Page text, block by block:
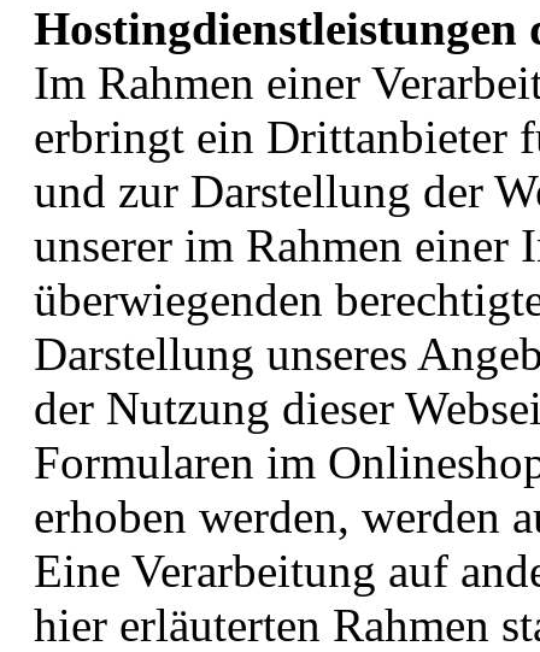
Im Rahmen einer
erbringt ein Drittanbieter
und zur Darstellung der
unserer im Rahmen einer
überwiegenden
Darstellung unseres
der Nutzung dieser
Formularen im
erhoben werden, werden
Eine Verarbeitung auf
hier erläuterten Rahmen